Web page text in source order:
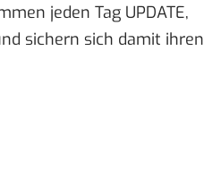
jeden Tag UPDATE,
sichern sich damit ihren